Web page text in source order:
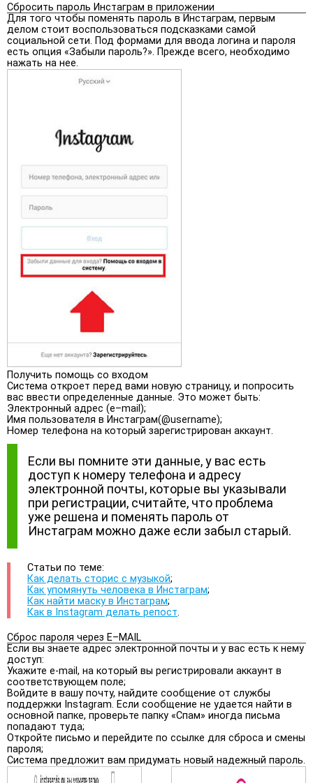
Сбросить пароль Инстаграм в приложении
Для того чтобы поменять пароль в Инстаграм, первым
делом стоит воспользоваться подсказками самой
социальной сети. Под формами для ввода логина и пароля
есть опция «Забыли пароль?». Прежде всего, необходимо
нажать на нее.
Получить помощь со входом
Система откроет перед вами новую страницу, и попросить
вас ввести определенные данные. Это может быть:
Электронный адрес (e–mail);
Имя пользователя в Инстаграм(@username);
Номер телефона на который зарегистрирован аккаунт.
Если вы помните эти данные, у вас есть
доступ к номеру телефона и адресу
электронной почты, которые вы указывали
при регистрации, считайте, что проблема
уже решена и поменять пароль от
Инстаграм можно даже если забыл старый.
Статьи по теме:
Как делать сторис с музыкой;
Как упомянуть человека в Инстаграм;
Как найти маску в Инстаграм;
Как в Instagram делать репост.
Сброс пароля через E–MAIL
Если вы знаете адрес электронной почты и у вас есть к нему
доступ:
Укажите e-mail, на который вы регистрировали аккаунт в
соответствующем поле;
Войдите в вашу почту, найдите сообщение от службы
поддержки Instagram. Если сообщение не удается найти в
основной папке, проверьте папку «Спам» иногда письма
попадают туда;
Откройте письмо и перейдите по ссылке для сброса и смены
пароля;
Система предложит вам придумать новый надежный пароль.